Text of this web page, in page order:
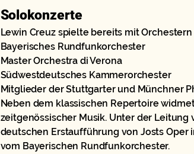
Solokonzerte
Lewin Creuz spielte bereits mit
Bayerisches Rundfunkorchester
Master Orchestra di Verona
Südwestdeutsches Kammerorchester
Mitglieder der Stuttgarter und Münchner
Neben dem klassischen Repertoire
zeitgenössischer Musik. Unter der
deutschen Erstaufführung von Josts
vom Bayerischen Rundfunkorchester.